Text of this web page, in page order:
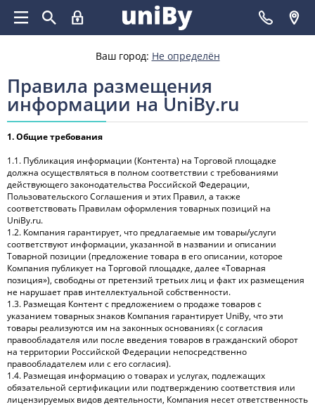
Ваш город: Не определён
Правила размещения
информации на UniBy.ru
1. Общие требования
1.1. Публикация информации (Контента) на Торговой площадке
должна осуществляться в полном соответствии с требованиями
действующего законодательства Российской Федерации,
Пользовательского Соглашения и этих Правил, а также
соответствовать Правилам оформления товарных позиций на
UniBy.ru.
1.2. Компания гарантирует, что предлагаемые им товары/услуги
соответствуют информации, указанной в названии и описании
Товарной позиции (предложение товара в его описании, которое
Компания публикует на Торговой площадке, далее «Товарная
позиция»), свободны от претензий третьих лиц и факт их размещения
не нарушает прав интеллектуальной собственности.
1.3. Размещая Контент с предложением о продаже товаров с
указанием товарных знаков Компания гарантирует UniBy, что эти
товары реализуются им на законных основаниях (с согласия
правообладателя или после введения товаров в гражданский оборот
на территории Российской Федерации непосредственно
правообладателем или с его согласия).
1.4. Размещая информацию о товарах и услугах, подлежащих
обязательной сертификации или подтверждению соответствия или
лицензируемых видов деятельности, Компания несет ответственность